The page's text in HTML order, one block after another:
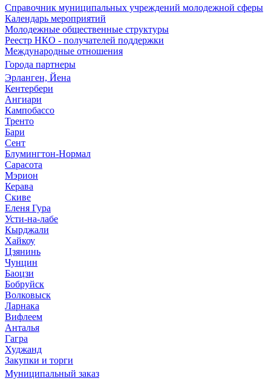
Справочник муниципальных учреждений молодежной сферы
Календарь мероприятий
Молодежные общественные структуры
Реестр НКО - получателей поддержки
Международные отношения
Города партнеры
Эрланген, Йена
Кентербери
Ангиари
Кампобассо
Тренто
Бари
Сент
Блумингтон-Нормал
Сарасота
Мэрион
Керава
Скиве
Еленя Гура
Усти-на-лабе
Кырджали
Хайкоу
Цзянинь
Чунцин
Баоцзи
Бобруйск
Волковыск
Ларнака
Вифлеем
Анталья
Гагра
Худжанд
Закупки и торги
Муниципальный заказ